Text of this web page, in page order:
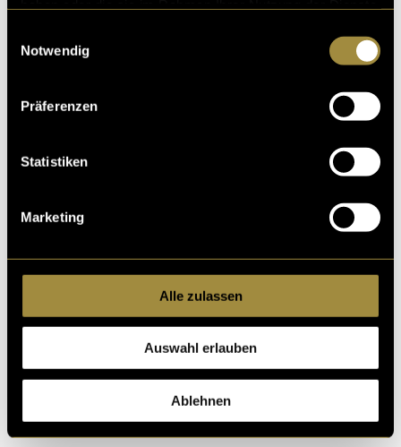
Notwendig
Präferenzen
Statistiken
Marketing
Alle zulassen
Auswahl erlauben
Ablehnen